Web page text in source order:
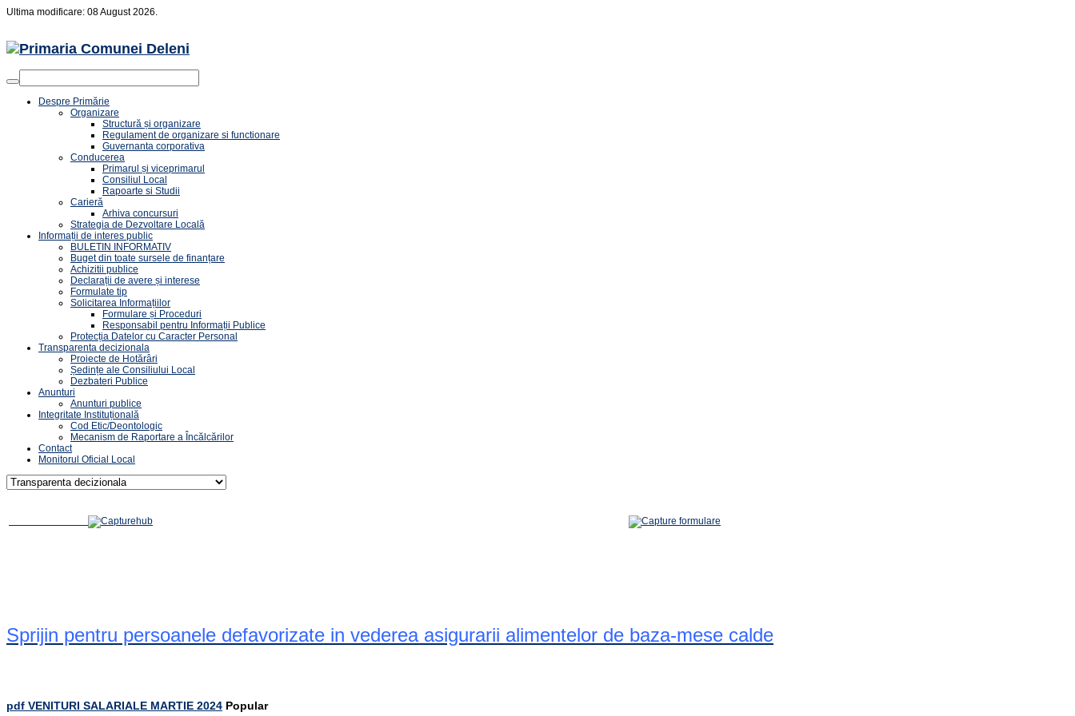
Ultima modificare: 08 August 2026.
Despre Primărie
Organizare
Structură și organizare
Regulament de organizare si functionare
Guvernanta corporativa
Conducerea
Primarul și viceprimarul
Consiliul Local
Rapoarte si Studii
Carieră
Arhiva concursuri
Strategia de Dezvoltare Locală
Informații de interes public
BULETIN INFORMATIV
Buget din toate sursele de finanțare
Achizitii publice
Declarații de avere și interese
Formulate tip
Solicitarea Informațiilor
Formulare și Proceduri
Responsabil pentru Informații Publice
Protecția Datelor cu Caracter Personal
Transparenta decizionala
Proiecte de Hotărâri
Ședințe ale Consiliului Local
Dezbateri Publice
Anunturi
Anunturi publice
Integritate Instituțională
Cod Etic/Deontologic
Mecanism de Raportare a Încălcărilor
Contact
Monitorul Oficial Local
Sprijin pentru persoanele defavorizate in vederea asigurarii alimentelor de baza-mese calde
pdf VENITURI SALARIALE MARTIE 2024 Popular